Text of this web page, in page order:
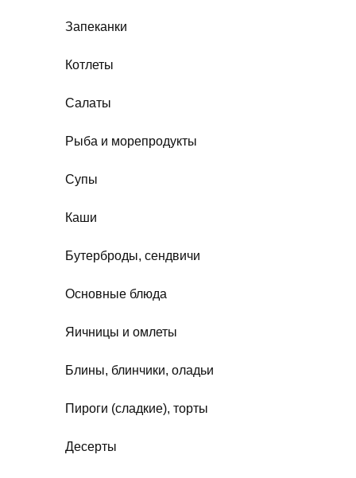
Запеканки
Котлеты
Салаты
Рыба и морепродукты
Супы
Каши
Бутерброды, сендвичи
Основные блюда
Яичницы и омлеты
Блины, блинчики, оладьи
Пироги (сладкие), торты
Десерты